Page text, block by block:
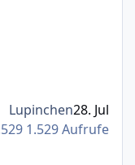
1.529 Aufrufe
Lupinchen28. Jul